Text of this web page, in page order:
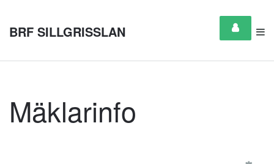
BRF SILLGRISSLAN
Mäklarinfo